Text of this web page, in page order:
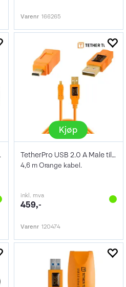
Varenr 166265
C kabel
Kjøp
TetherPro USB 2.0 A Male til Mini-B 8Pin
4,6 m Orange kabel.
inkl. mva
459,-
Varenr 120474